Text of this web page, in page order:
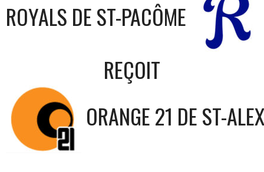
ROYALS DE ST-PACÔME
REÇOIT
ORANGE 21 DE ST-